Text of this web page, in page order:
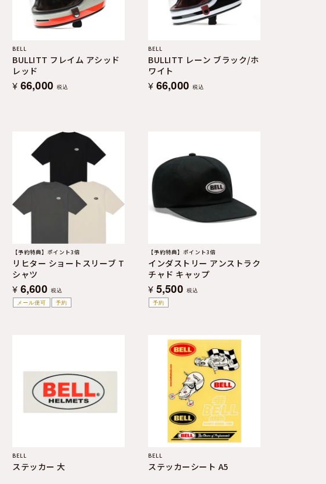
BELL
BULLITT フレイム アシッド
レッド
¥ 66,000 税込
BELL
BULLITT レーン ブラック/ホ
ワイト
¥ 66,000 税込
メール便可
予約
【予約特典】ポイント3倍
リヒター ショートスリーブ T
シャツ
¥ 6,600 税込
予約
【予約特典】ポイント3倍
インダストリー アンストラク
チャド キャップ
¥ 5,500 税込
BELL
ステッカー 大
BELL
ステッカーシート A5